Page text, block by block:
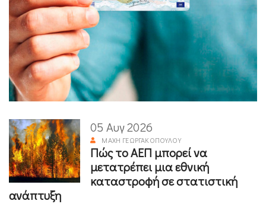
05 Αυγ 2026
ΜΆΧΗ ΓΕΩΡΓΑΚΟΠΟΎΛΟΥ
Πώς το ΑΕΠ μπορεί να
μετατρέπει μια εθνική
καταστροφή σε στατιστική
ανάπτυξη